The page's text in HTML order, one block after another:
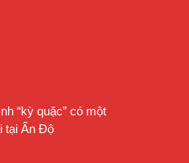
“kỳ quặc” có một
tại Ấn Độ